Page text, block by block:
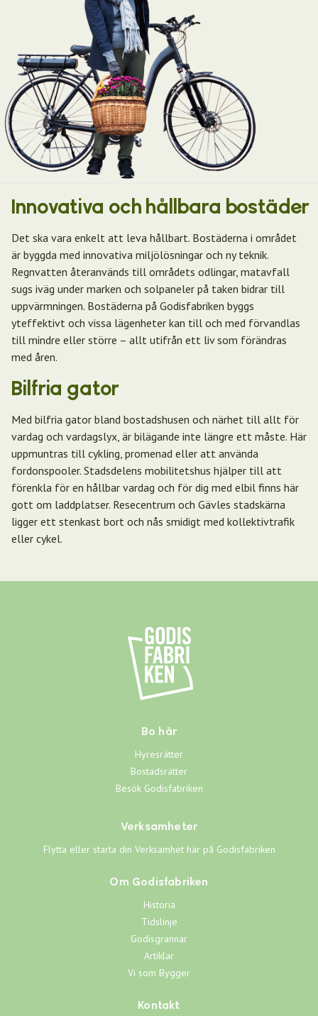
Innovativa och hållbara bostäder
Det ska vara enkelt att leva hållbart. Bostäderna i området
är byggda med innovativa miljölösningar och ny teknik.
Regnvatten återanvänds till områdets odlingar, matavfall
sugs iväg under marken och solpaneler på taken bidrar till
uppvärmningen. Bostäderna på Godisfabriken byggs
yteffektivt och vissa lägenheter kan till och med förvandlas
till mindre eller större – allt utifrån ett liv som förändras
med åren.
Bilfria gator
Med bilfria gator bland bostadshusen och närhet till allt för
vardag och vardagslyx, är bilägande inte längre ett måste. Här
uppmuntras till cykling, promenad eller att använda
fordonspooler. Stadsdelens mobilitetshus hjälper till att
förenkla för en hållbar vardag och för dig med elbil finns här
gott om laddplatser. Resecentrum och Gävles stadskärna
ligger ett stenkast bort och nås smidigt med kollektivtrafik
eller cykel.
Bo här
Hyresrätter
Bostadsrätter
Besök Godisfabriken
Verksamheter
Flytta eller starta din Verksamhet här på Godisfabriken
Om Godisfabriken
Historia
Tidslinje
Godisgrannar
Artiklar
Vi som Bygger
Kontakt